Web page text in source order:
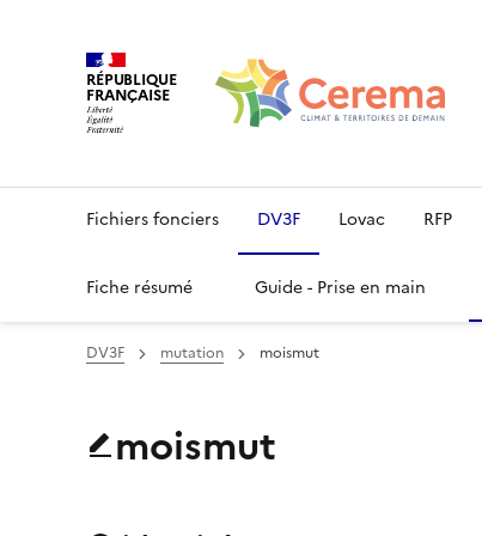
RÉPUBLIQUE
FRANÇAISE
Fichiers fonciers DV3F Lovac RFP
Fiche résumé Guide - Prise en main
DV3F mutation moismut
moismut